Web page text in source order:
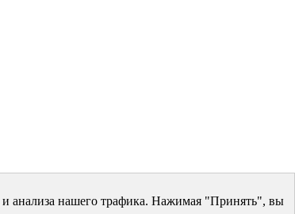
анализа нашего трафика. Нажимая "Принять", вы